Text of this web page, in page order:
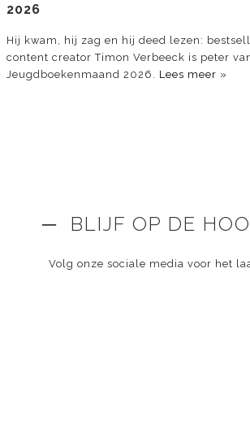
2026
Hij kwam, hij zag en hij deed lezen:
content creator Timon Verbeeck is peter
Jeugdboekenmaand 2026. Lees meer »
─ BLIJF OP DE
Volg onze sociale media voor het